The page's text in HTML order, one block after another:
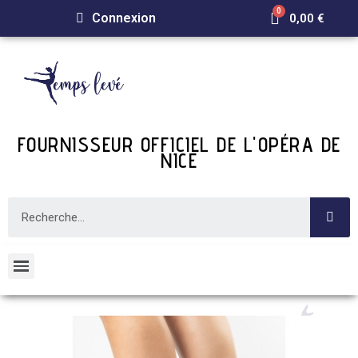
Connexion 0,00 €
FOURNISSEUR OFFICIEL DE L'OPÉRA DE
NICE